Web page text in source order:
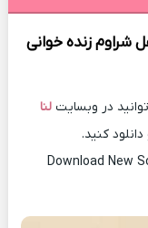
شراوم زنده خوانی
در وبسایت لنا
کنید.
Download New